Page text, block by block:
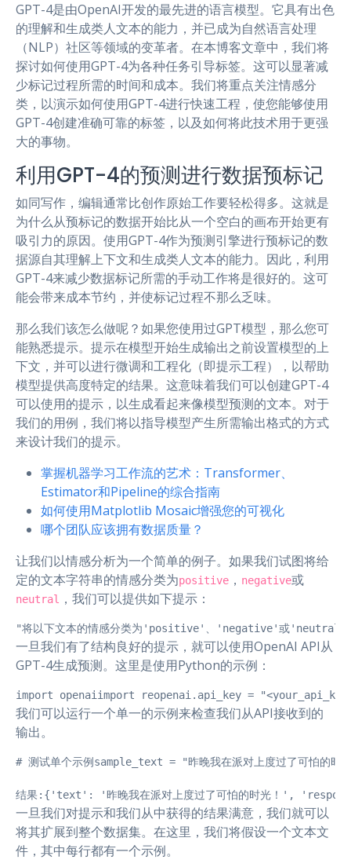
GPT-4是由OpenAI开发的最先进的语言模型。它具有出色
的理解和生成类人文本的能力，并已成为自然语言处理
（NLP）社区等领域的变革者。在本博客文章中，我们将
探讨如何使用GPT-4为各种任务引导标签。这可以显著减
少标记过程所需的时间和成本。我们将重点关注情感分
类，以演示如何使用GPT-4进行快速工程，使您能够使用
GPT-4创建准确可靠的标签，以及如何将此技术用于更强
大的事物。
利用GPT-4的预测进行数据预标记
如同写作，编辑通常比创作原始工作要轻松得多。这就是
为什么从预标记的数据开始比从一个空白的画布开始更有
吸引力的原因。使用GPT-4作为预测引擎进行预标记的数
据源自其理解上下文和生成类人文本的能力。因此，利用
GPT-4来减少数据标记所需的手动工作将是很好的。这可
能会带来成本节约，并使标记过程不那么乏味。
那么我们该怎么做呢？如果您使用过GPT模型，那么您可
能熟悉提示。提示在模型开始生成输出之前设置模型的上
下文，并可以进行微调和工程化（即提示工程），以帮助
模型提供高度特定的结果。这意味着我们可以创建GPT-4
可以使用的提示，以生成看起来像模型预测的文本。对于
我们的用例，我们将以指导模型产生所需输出格式的方式
来设计我们的提示。
掌握机器学习工作流的艺术：Transformer、
Estimator和Pipeline的综合指南
如何使用Matplotlib Mosaic增强您的可视化
哪个团队应该拥有数据质量？
让我们以情感分析为一个简单的例子。如果我们试图将给
定的文本字符串的情感分类为positive ， negative或
neutral ，我们可以提供如下提示：
"将以下文本的情感分类为'positive'、'negative'或
一旦我们有了结构良好的提示，就可以使用OpenAI API从
GPT-4生成预测。这里是使用Python的示例：
import openaiimport reopenai.api_key =
我们可以运行一个单一的示例来检查我们从API接收到的
输出。
# 测试单个示例sample_text = "昨晚我在派对上度过了可
结果:{'text': '昨晚我在派对上度过了可怕的时光！',
一旦我们对提示和我们从中获得的结果满意，我们就可以
将其扩展到整个数据集。在这里，我们将假设一个文本文
件，其中每行都有一个示例。